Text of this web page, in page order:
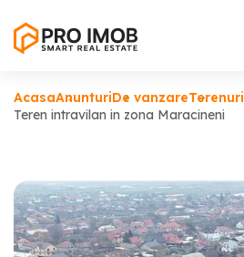
AcasaAnunturiDe vanzareTerenuri
Teren intravilan in zona Maracineni